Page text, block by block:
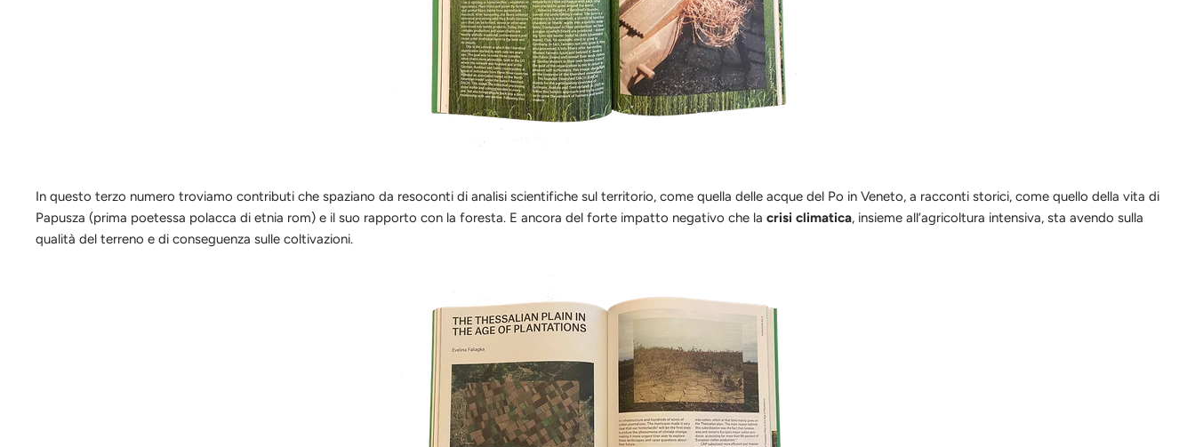
In questo terzo numero troviamo contributi che spaziano da resoconti di analisi scientifiche sul territorio, come quella delle acque del Po in Veneto, a racconti storici, come quello della vita di
Papusza (prima poetessa polacca di etnia rom) e il suo rapporto con la foresta. E ancora del forte impatto negativo che la crisi climatica, insieme all’agricoltura intensiva, sta avendo sulla
qualità del terreno e di conseguenza sulle coltivazioni.